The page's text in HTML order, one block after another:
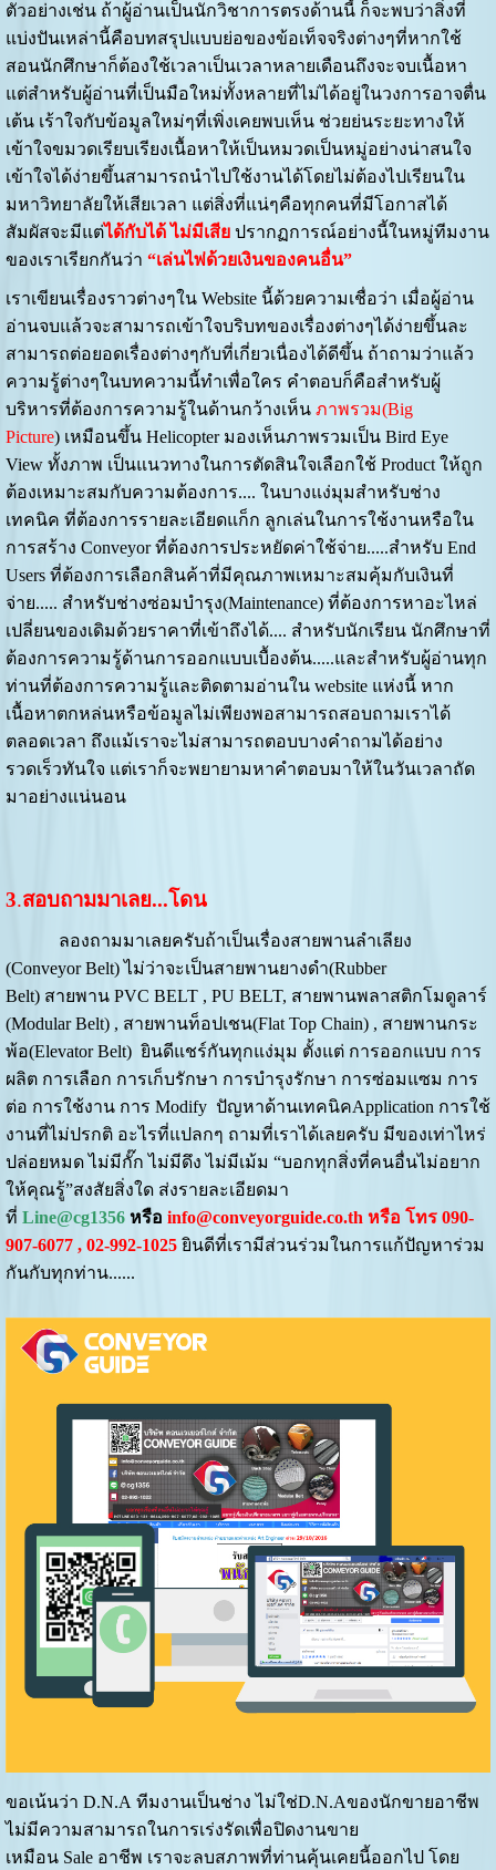
ตัวอย่างเช่น ถ้าผู้อ่านเป็นนักวิชาการตรงด้านนี้ ก็จะพบว่าสิ่งที่
แบ่งปันเหล่านี้คือบทสรุปแบบย่อของข้อเท็จจริงต่างๆที่หากใช้
สอนนักศึกษาก็ต้องใช้เวลาเป็นเวลาหลายเดือนถึงจะจบเนื้อหา
แต่สำหรับผู้อ่านที่เป็นมือใหม่ทั้งหลายที่ไม่ได้อยู่ในวงการอาจตื่น
เต้น เร้าใจกับข้อมูลใหม่ๆที่เพิ่งเคยพบเห็น ช่วยย่นระยะทางให้
เข้าใจขมวดเรียบเรียงเนื้อหาให้เป็นหมวดเป็นหมู่อย่างน่าสนใจ
เข้าใจได้ง่ายขึ้นสามารถนำไปใช้งานได้โดยไม่ต้องไปเรียนใน
มหาวิทยาลัยให้เสียเวลา แต่สิ่งที่แน่ๆคือทุกคนที่มีโอกาสได้
สัมผัสจะมีแต่ได้กับได้ ไม่มีเสียปรากฏการณ์อย่างนี้ในหมู่ทีมงาน
ของเราเรียกกันว่า “เล่นไพ่ด้วยเงินของคนอื่น”
เราเขียนเรื่องราวต่างๆใน Website นี้ด้วยความเชื่อว่า เมื่อผู้อ่าน
อ่านจบแล้วจะสามารถเข้าใจบริบทของเรื่องต่างๆได้ง่ายขึ้นละ
สามารถต่อยอดเรื่องต่างๆกับที่เกี่ยวเนื่องได้ดีขึ้น ถ้าถามว่าแล้ว
ความรู้ต่างๆในบทความนี้ทำเพื่อใคร คำตอบก็คือสำหรับผู้
บริหารที่ต้องการความรู้ในด้านกว้างเห็น ภาพรวม(Big
Picture) เหมือนขึ้น Helicopter มองเห็นภาพรวมเป็น Bird Eye
View ทั้งภาพ เป็นแนวทางในการตัดสินใจเลือกใช้ Product ให้ถูก
ต้องเหมาะสมกับความต้องการ.... ในบางแง่มุมสำหรับช่าง
เทคนิค ที่ต้องการรายละเอียดแก็ก ลูกเล่นในการใช้งานหรือใน
การสร้าง Conveyor ที่ต้องการประหยัดค่าใช้จ่าย.....สำหรับ End
Users ที่ต้องการเลือกสินค้าที่มีคุณภาพเหมาะสมคุ้มกับเงินที่
จ่าย..... สำหรับช่างซ่อมบำรุง(Maintenance) ที่ต้องการหาอะไหล่
เปลี่ยนของเดิมด้วยราคาที่เข้าถึงได้.... สำหรับนักเรียน นักศึกษาที่
ต้องการความรู้ด้านการออกแบบเบื้องต้น.....และสำหรับผู้อ่านทุก
ท่านที่ต้องการความรู้และติดตามอ่านใน website แห่งนี้ หาก
เนื้อหาตกหล่นหรือข้อมูลไม่เพียงพอสามารถสอบถามเราได้
ตลอดเวลา ถึงแม้เราจะไม่สามารถตอบบางคำถามได้อย่าง
รวดเร็วทันใจ แต่เราก็จะพยายามหาคำตอบมาให้ในวันเวลาถัด
มาอย่างแน่นอน
3.สอบถามมาเลย...โดน
ลองถามมาเลยครับถ้าเป็นเรื่องสายพานลำเลียง
(Conveyor Belt) ไม่ว่าจะเป็นสายพานยางดำ(Rubber
Belt) สายพาน PVC BELT , PU BELT, สายพานพลาสติกโมดูลาร์
(Modular Belt) , สายพานท็อปเชน(Flat Top Chain) , สายพานกระ
พ้อ(Elevator Belt) ยินดีแชร์กันทุกแง่มุม ตั้งแต่ การออกแบบ การ
ผลิต การเลือก การเก็บรักษา การบำรุงรักษา การซ่อมแซม การ
ต่อ การใช้งาน การ Modify ปัญหาด้านเทคนิคApplication การใช้
งานที่ไม่ปรกติ อะไรที่แปลกๆ ถามที่เราได้เลยครับ มีของเท่าไหร่
ปล่อยหมด ไม่มีกั๊ก ไม่มีดึง ไม่มีเม้ม “บอกทุกสิ่งที่คนอื่นไม่อยาก
ให้คุณรู้”สงสัยสิ่งใด ส่งรายละเอียดมา
ที่ Line@cg1356หรือ info@conveyorguide.co.th หรือ โทร 090-
907-6077 , 02-992-1025 ยินดีที่เรามีส่วนร่วมในการแก้ปัญหาร่วม
กันกับทุกท่าน......
ขอเน้นว่า D.N.A ทีมงานเป็นช่าง ไม่ใช่D.N.Aของนักขายอาชีพ
ไม่มีความสามารถในการเร่งรัดเพื่อปิดงานขาย
เหมือน Sale อาชีพ เราจะลบสภาพที่ท่านคุ้นเคยนี้ออกไป โดย